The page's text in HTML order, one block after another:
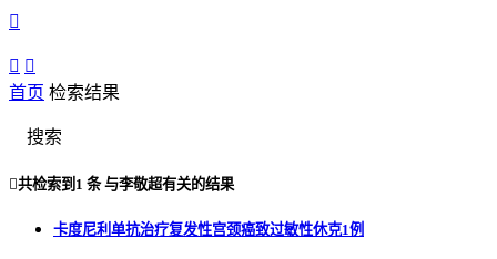

 
首页 检索结果
搜索
共检索到 1 条与李敬超有关的结果
卡度尼利单抗治疗复发性宫颈癌致过敏性休克1例